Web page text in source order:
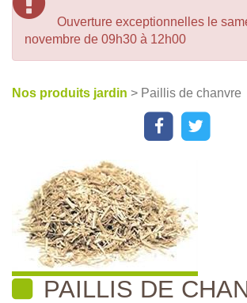
Ouverture exceptionnelles le
novembre de 09h30 à 12h00
Nos produits jardin > Paillis de chanvre
PAILLIS DE